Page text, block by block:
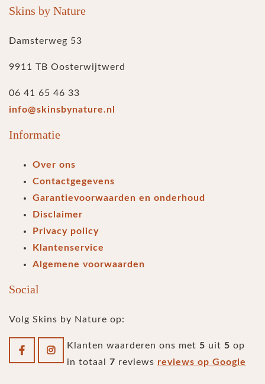
Skins by Nature
Damsterweg 53
9911 TB Oosterwijtwerd
06 41 65 46 33
info@skinsbynature.nl
Informatie
Over ons
Contactgegevens
Garantievoorwaarden en onderhoud
Disclaimer
Privacy policy
Klantenservice
Algemene voorwaarden
Social
Volg Skins by Nature op:
Klanten waarderen ons met 5 uit 5 op
in totaal 7 reviews reviews op Google